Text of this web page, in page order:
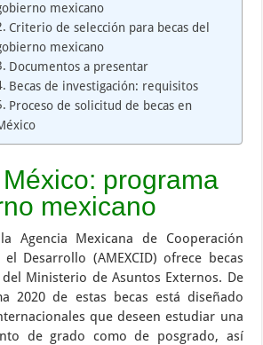
mexicano
Criterio de selección para becas del
mexicano
Documentos a presentar
Becas de investigación: requisitos
Proceso de solicitud de becas en
programa
mexicano
Agencia Mexicana de Cooperación
Desarrollo (AMEXCID) ofrece becas
Ministerio de Asuntos Externos. De
2020 de estas becas está diseñado
que deseen estudiar una
de grado como de posgrado, así